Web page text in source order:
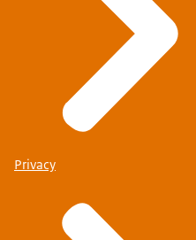
Privacy